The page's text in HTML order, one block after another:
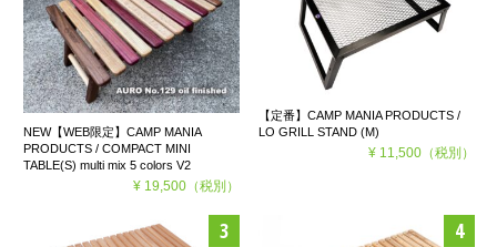
NEW【WEB限定】CAMP MANIA
PRODUCTS / COMPACT MINI
TABLE(S) multi mix 5 colors V2
¥ 19,500（税別）
【定番】CAMP MANIA PRODUCTS /
LO GRILL STAND (M)
¥ 11,500（税別）